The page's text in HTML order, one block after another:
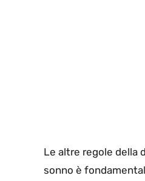
Le altre regole della
sonno è